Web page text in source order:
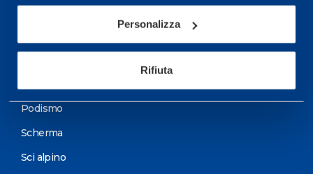
Personalizza
Rifiuta
Podismo
Scherma
Sci alpino